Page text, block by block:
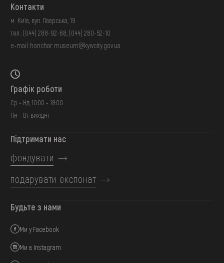
Контакти
м. Київ, вул. Лаврська, 19
тел.: (044) 288-92-68 (044) 280-52-10
e-mail: honchar.museum@kyivcity.gov.ua
Графік роботи
Ср - Нд: 10:00 - 18:00
Пн - Вт: вихідні
Підтримати нас
фондувати
подарувати експонат
Будьте з нами
Ми у Facebook
Ми в Instagram